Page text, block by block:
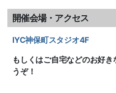
開催会場・アクセス
IYC神保町スタジオ4F
もしくはご自宅などのお好
うぞ！